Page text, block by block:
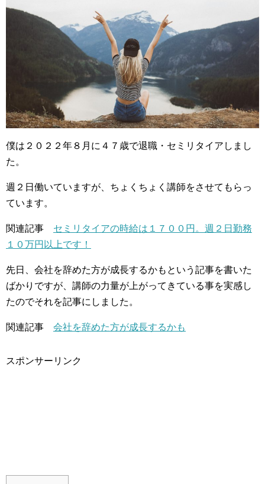
僕は２０２２年８月に４７歳で退職・セミリタイアしまし
た。
週２日働いていますが、ちょくちょく講師をさせてもらっ
ています。
関連記事 セミリタイアの時給は１７００円。週２日勤務
１０万円以上です！
先日、会社を辞めた方が成長するかもという記事を書いた
ばかりですが、講師の力量が上がってきている事を実感し
たのでそれを記事にしました。
関連記事 会社を辞めた方が成長するかも
スポンサーリンク